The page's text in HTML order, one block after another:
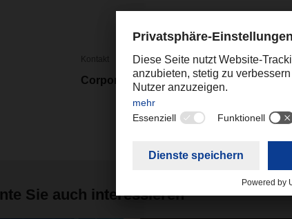
Kontakt
Corporate Public Relations - Redaktion
Sie auch interessieren